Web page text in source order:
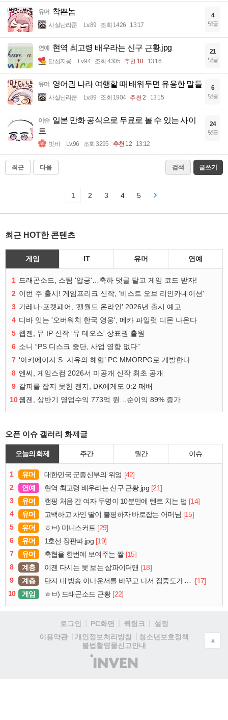
유머 착쁜놈
사실난라쿤 Lv.89 조회 1426 13:17
4
댓글
연예 현역 최고령 배우라는 신구 근황.jpg
달섭지롱 Lv.94 조회 4305 추천 18 13:16
21
댓글
유머 영어권 나라 여행할 때 배워두면 유용한 말들
사실난라쿤 Lv.89 조회 1904 추천 2 13:15
6
댓글
이슈 일본 만화 공식으로 무료로 볼 수 있는 사이
트
벗바 Lv.96 조회 3295 추천 12 13:12
24
댓글
최근 다음 검색 글쓰기
1 2 3 4 5
최근 HOT한 콘텐츠
게임 IT 유머 연예
1 드래곤소드, 스팀 '압긍'…축하 댓글 달고 게임 코드 받자!
2 이번 주 출시! 게임프리크 신작, '비스트 오브 리인카네이션'
3 가레나·포켓페어, ‘팰월드 온라인’ 2026년 출시 예고
4 디바 잇는 '오버워치 한국 영웅', 메카 파일럿 디몬 나온다
5 웹젠, 뮤 IP 신작 '뮤 테오스' 상표권 출원
6 소니 “PS 디스크 중단, 사업 영향 없다”
7 ‘아키에이지 S: 자유의 해협’ PC MMORPG로 개발한다
8 엔씨, 게임스컴 2026서 미공개 신작 최초 공개
9 갈피를 잡지 못한 젠지, DK에게도 0:2 패배
10웹젠, 상반기 영업수익 773억 원…순이익 89% 증가
오픈 이슈 갤러리 화제글
오늘의 화제 주간 월간 이슈
1 유머 대한민국 군종신부의 위엄 [42]
2
연예 현역 최고령 배우라는 신구 근황.jpg [21]
3
유머 캠핑 처음 간 여자 두명이 10분만에 텐트 치는 법 [14]
4
유머 고백하고 차인 딸이 불평하자 바로잡는 어머님 [15]
5
유머 ㅎㅂ) 미니스커트 [29]
6
유머 1호선 장판파.jpg [19]
7
유머 축협을 한번에 보여주는 짤 [15]
8
계층 이젠 다시는 못 보는 삼파이더맨 [18]
9
계층 단지 내 방송 아나운서를 바꾸고 나서 집중도가 확 올라갔다는 한 아파트의 안내방송
[17]
10
게임 ㅎㅂ) 드래곤소드 근황 [22]
로그인 PC화면 퀵링크
설정
이용약관
개인정보처리방침
청소년보호정책
불법촬영물신고안내
(주)
인
▲